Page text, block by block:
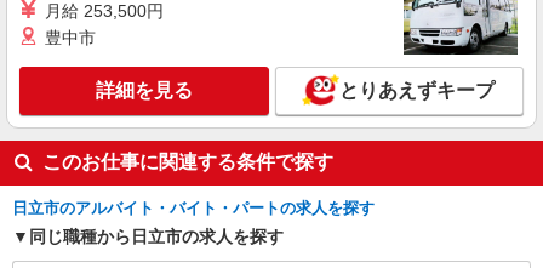
月給 253,500円
豊中市
詳細を見る とりあえずキープ
このお仕事に関連する条件で探す
日立市のアルバイト・バイト・パートの求人を探す
同じ職種から日立市の求人を探す